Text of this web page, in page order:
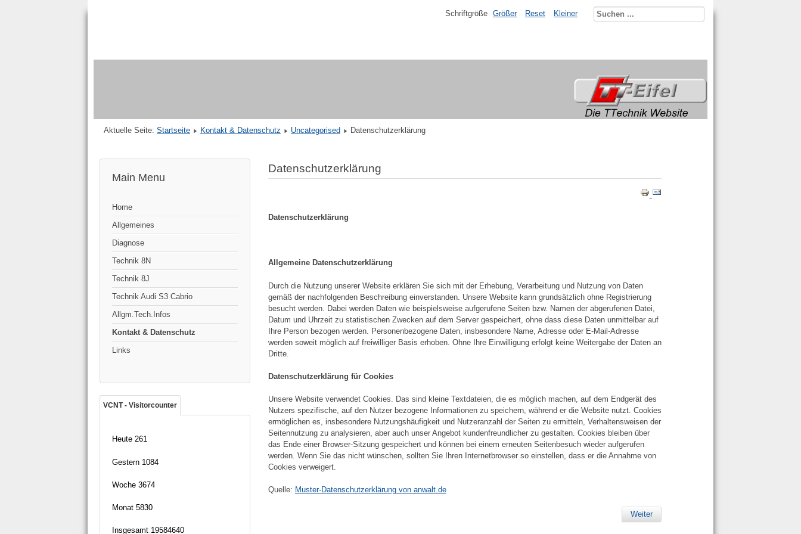
Schriftgröße Größer Reset Kleiner
Aktuelle Seite: Startseite Kontakt & Datenschutz Uncategorised Datenschutzerklärung
Main Menu
Home
Allgemeines
Diagnose
Technik 8N
Technik 8J
Technik Audi S3 Cabrio
Allgm.Tech.Infos
Kontakt & Datenschutz
Links
VCNT - Visitorcounter
Heute 261
Gestern 1084
Woche 3674
Monat 5830
Insgesamt 19584640
Datenschutzerklärung
Datenschutzerklärung
Allgemeine Datenschutzerklärung
Durch die Nutzung unserer Website erklären Sie sich mit der Erhebung, Verarbeitung und Nutzung von Daten
gemäß der nachfolgenden Beschreibung einverstanden. Unsere Website kann grundsätzlich ohne Registrierung
besucht werden. Dabei werden Daten wie beispielsweise aufgerufene Seiten bzw. Namen der abgerufenen Datei,
Datum und Uhrzeit zu statistischen Zwecken auf dem Server gespeichert, ohne dass diese Daten unmittelbar auf
Ihre Person bezogen werden. Personenbezogene Daten, insbesondere Name, Adresse oder E-Mail-Adresse
werden soweit möglich auf freiwilliger Basis erhoben. Ohne Ihre Einwilligung erfolgt keine Weitergabe der Daten an
Dritte.
Datenschutzerklärung für Cookies
Unsere Website verwendet Cookies. Das sind kleine Textdateien, die es möglich machen, auf dem Endgerät des
Nutzers spezifische, auf den Nutzer bezogene Informationen zu speichern, während er die Website nutzt. Cookies
ermöglichen es, insbesondere Nutzungshäufigkeit und Nutzeranzahl der Seiten zu ermitteln, Verhaltensweisen der
Seitennutzung zu analysieren, aber auch unser Angebot kundenfreundlicher zu gestalten. Cookies bleiben über
das Ende einer Browser-Sitzung gespeichert und können bei einem erneuten Seitenbesuch wieder aufgerufen
werden. Wenn Sie das nicht wünschen, sollten Sie Ihren Internetbrowser so einstellen, dass er die Annahme von
Cookies verweigert.
Quelle: Muster-Datenschutzerklärung von anwalt.de
Weiter